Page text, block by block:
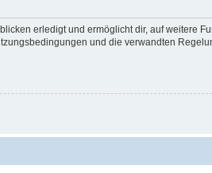
erledigt und ermöglicht dir, auf weitere
und die verwandten